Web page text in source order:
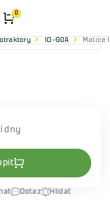
0
1D-90A Matice
dny
Dotaz Hlídat